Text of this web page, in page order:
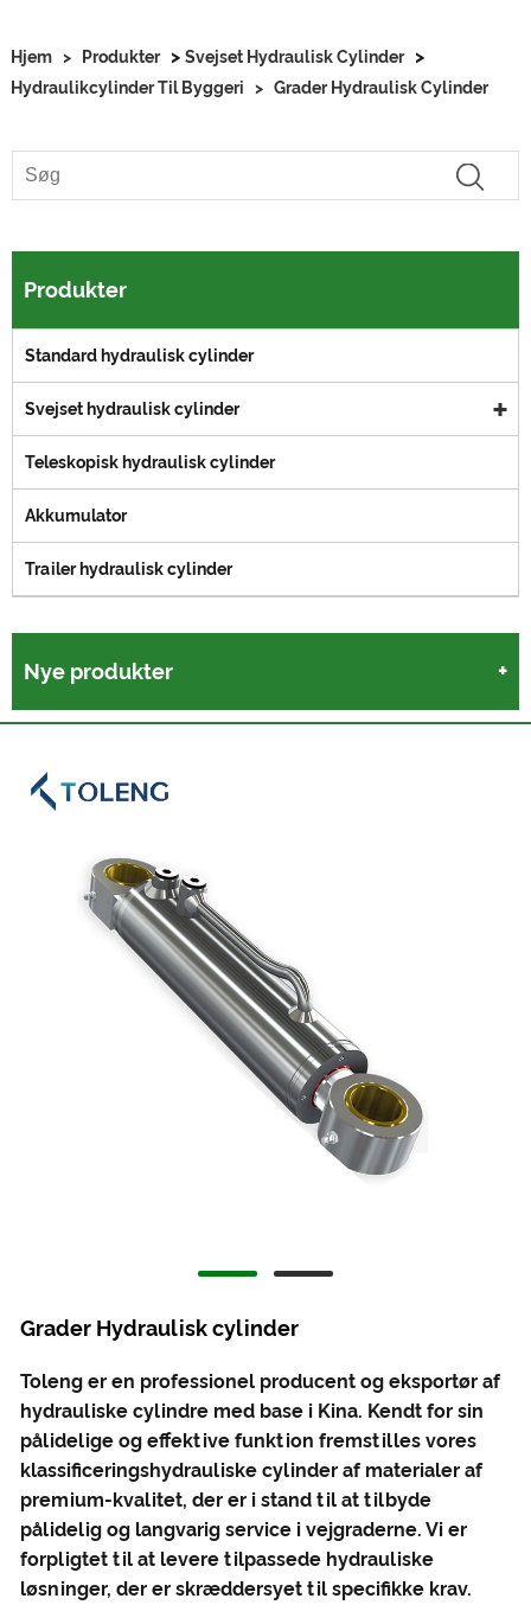
Hjem > Produkter > Svejset Hydraulisk Cylinder >
Hydraulikcylinder Til Byggeri > Grader Hydraulisk Cylinder
Produkter
Standard hydraulisk cylinder
Svejset hydraulisk cylinder
Teleskopisk hydraulisk cylinder
Akkumulator
Trailer hydraulisk cylinder
Nye produkter
Grader Hydraulisk cylinder
Toleng er en professionel producent og eksportør af
hydrauliske cylindre med base i Kina. Kendt for sin
pålidelige og effektive funktion fremstilles vores
klassificeringshydrauliske cylinder af materialer af
premium-kvalitet, der er i stand til at tilbyde
pålidelig og langvarig service i vejgraderne. Vi er
forpligtet til at levere tilpassede hydrauliske
løsninger, der er skræddersyet til specifikke krav.